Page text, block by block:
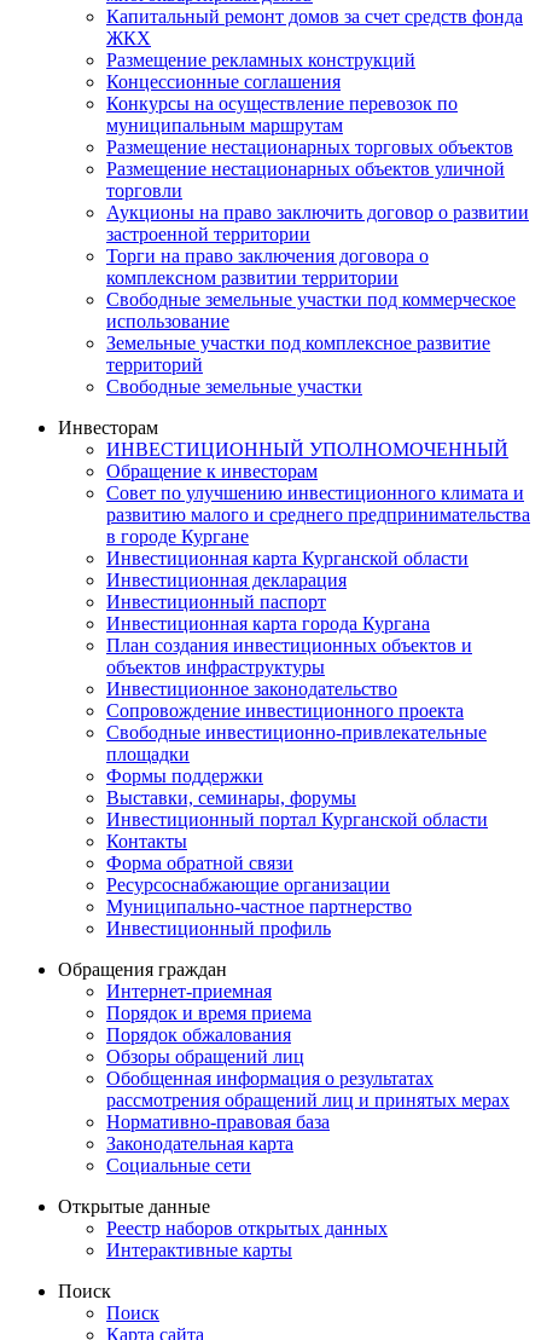
Капитальный ремонт домов за счет средств фонда
ЖКХ
Размещение рекламных конструкций
Концессионные соглашения
Конкурсы на осуществление перевозок по
муниципальным маршрутам
Размещение нестационарных торговых объектов
Размещение нестационарных объектов уличной
торговли
Аукционы на право заключить договор о развитии
застроенной территории
Торги на право заключения договора о
комплексном развитии территории
Свободные земельные участки под коммерческое
использование
Земельные участки под комплексное развитие
территорий
Свободные земельные участки
Инвесторам
ИНВЕСТИЦИОННЫЙ УПОЛНОМОЧЕННЫЙ
Обращение к инвесторам
Совет по улучшению инвестиционного климата и
развитию малого и среднего предпринимательства
в городе Кургане
Инвестиционная карта Курганской области
Инвестиционная декларация
Инвестиционный паспорт
Инвестиционная карта города Кургана
План создания инвестиционных объектов и
объектов инфраструктуры
Инвестиционное законодательство
Сопровождение инвестиционного проекта
Свободные инвестиционно-привлекательные
площадки
Формы поддержки
Выставки, семинары, форумы
Инвестиционный портал Курганской области
Контакты
Форма обратной связи
Ресурсоснабжающие организации
Муниципально-частное партнерство
Инвестиционный профиль
Обращения граждан
Интернет-приемная
Порядок и время приема
Порядок обжалования
Обзоры обращений лиц
Обобщенная информация о результатах
рассмотрения обращений лиц и принятых мерах
Нормативно-правовая база
Законодательная карта
Социальные сети
Открытые данные
Реестр наборов открытых данных
Интерактивные карты
Поиск
Поиск
Карта сайта